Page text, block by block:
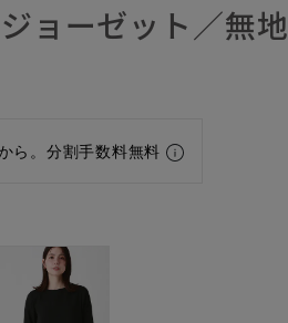
ョーゼット／無地
ら。分割手数料無料